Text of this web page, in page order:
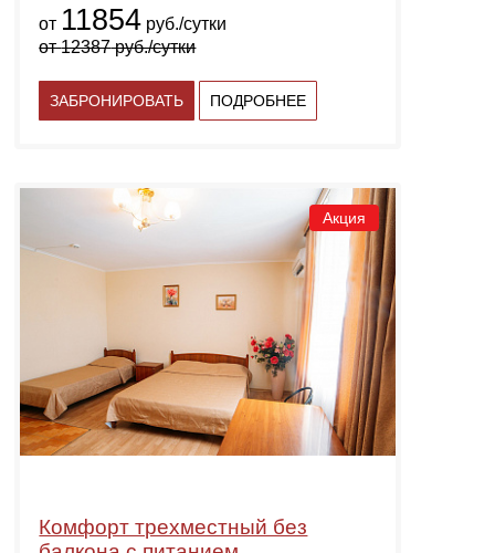
от 11854 руб./сутки
от12387руб./сутки
ЗАБРОНИРОВАТЬ ПОДРОБНЕЕ
Акция
Комфорт трехместный без